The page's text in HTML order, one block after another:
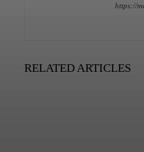
https://
RELATED ARTICLES